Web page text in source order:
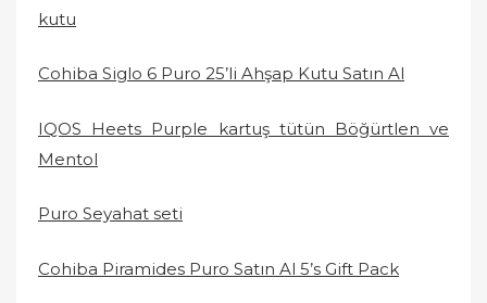
kutu
Cohiba Siglo 6 Puro 25’li Ahşap Kutu Satın Al
IQOS Heets Purple kartuş tütün Böğürtlen ve
Mentol
Puro Seyahat seti
Cohiba Piramides Puro Satın Al 5’s Gift Pack